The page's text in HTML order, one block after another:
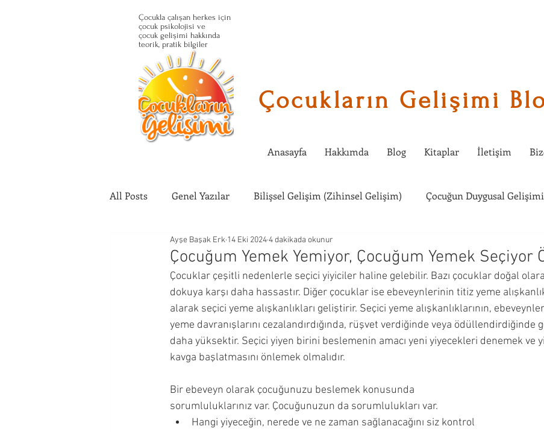
Çocukla çalışan herkes için
çocuk psikolojisi ve
çocuk gelişimi hakkında
teorik, pratik bilgiler
Çocukların Gelişimi
Anasayfa Hakkımda Blog Kitaplar İletişim
All Posts Genel Yazılar Bilişsel Gelişim (Zihinsel Gelişim) Çocuğun Duygusal Gelişimi
Çocuğun Fiziksel Gelişimi Çocuklarda Sosyal Gelişim Çocuğumla Ne Etkinlik
Okul Çağı Dönemi Okul Öncesi Dönemi Çocuğumla Nasıl Oyun Oynayabilirim?
Çocuğumla İletişim Kurmak Çocuğuma Nasıl Davranmalıyım? Okuyucu Soruları ve
Ergenlik Dönemi
Çocuğum Yemek Yemiyor, Çocuğum Yemek Seçiyor
Ayşe Başak Erk 14 Eki 20244 dakikada okunur
Çocuklar çeşitli nedenlerle seçici yiyiciler haline gelebilir. Bazı çocuklar doğal
dokuya karşı daha hassastır. Diğer çocuklar ise ebeveynlerinin titiz yeme
alarak seçici yeme alışkanlıkları geliştirir. Seçici yeme alışkanlıklarının,
yeme davranışlarını cezalandırdığında, rüşvet verdiğinde veya ödüllendirdiğinde
daha yüksektir. Seçici yiyen birini beslemenin amacı yeni yiyecekleri denemek ve
kavga başlatmasını önlemek olmalıdır.
Bir ebeveyn olarak çocuğunuzu beslemek konusunda
sorumluluklarınız var. Çocuğunuzun da sorumlulukları var.
Hangi yiyeceğin, nerede ve ne zaman sağlanacağını siz kontrol